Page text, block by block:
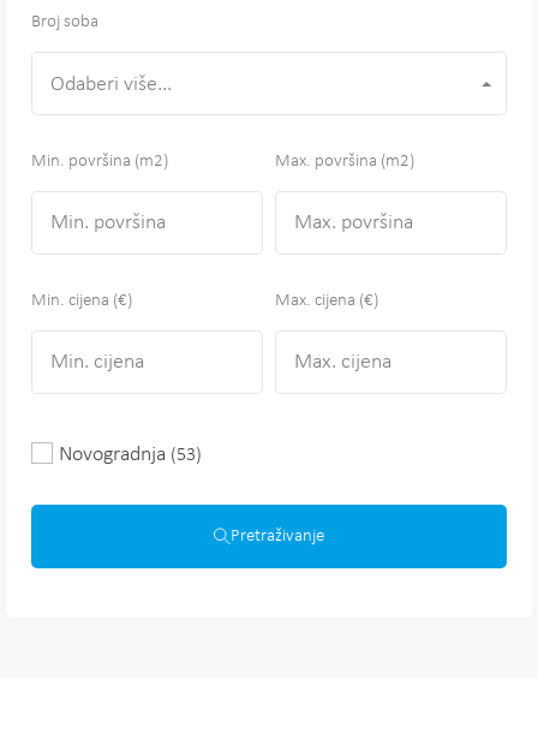
Broj soba
Odaberi više...
Min. površina (m2) Max. površina (m2)
Min. cijena (€) Max. cijena (€)
Novogradnja (53)
Pretraživanje